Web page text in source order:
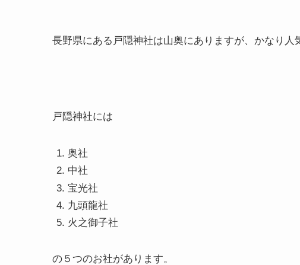
長野県にある戸隠神社は山奥にありますが、かなり人
戸隠神社には
奥社
中社
宝光社
九頭龍社
火之御子社
の５つのお社があります。